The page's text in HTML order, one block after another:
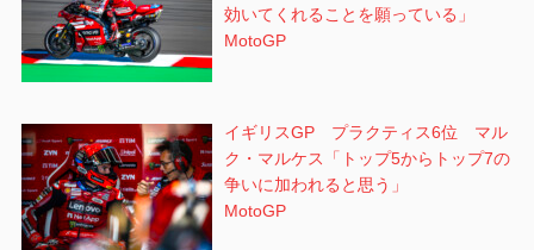
効いてくれることを願っている」
MotoGP
イギリスGP プラクティス6位 マル
ク・マルケス「トップ5からトップ7の
争いに加われると思う」
MotoGP